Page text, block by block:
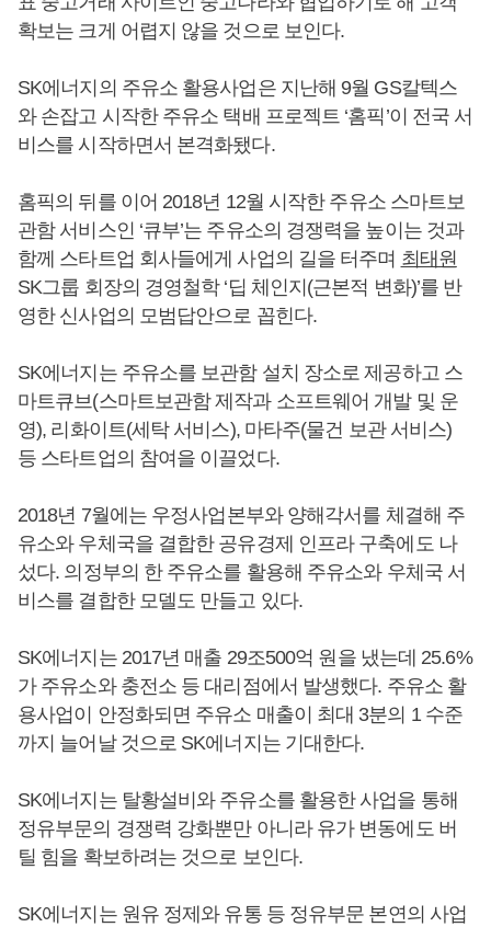
확보는 크게 어렵지 않을 것으로 보인다.
SK에너지의 주유소 활용사업은 지난해 9월 GS칼텍스
와 손잡고 시작한 주유소 택배 프로젝트 ‘홈픽’이 전국 서
비스를 시작하면서 본격화됐다.
홈픽의 뒤를 이어 2018년 12월 시작한 주유소 스마트보
관함 서비스인 ‘큐부’는 주유소의 경쟁력을 높이는 것과
함께 스타트업 회사들에게 사업의 길을 터주며 최태원
SK그룹 회장의 경영철학 ‘딥 체인지(근본적 변화)’를 반
영한 신사업의 모범답안으로 꼽힌다.
SK에너지는 주유소를 보관함 설치 장소로 제공하고 스
마트큐브(스마트보관함 제작과 소프트웨어 개발 및 운
영), 리화이트(세탁 서비스), 마타주(물건 보관 서비스)
등 스타트업의 참여을 이끌었다.
2018년 7월에는 우정사업본부와 양해각서를 체결해 주
유소와 우체국을 결합한 공유경제 인프라 구축에도 나
섰다. 의정부의 한 주유소를 활용해 주유소와 우체국 서
비스를 결합한 모델도 만들고 있다.
SK에너지는 2017년 매출 29조500억 원을 냈는데 25.6%
가 주유소와 충전소 등 대리점에서 발생했다. 주유소 활
용사업이 안정화되면 주유소 매출이 최대 3분의 1 수준
까지 늘어날 것으로 SK에너지는 기대한다.
SK에너지는 탈황설비와 주유소를 활용한 사업을 통해
정유부문의 경쟁력 강화뿐만 아니라 유가 변동에도 버
틸 힘을 확보하려는 것으로 보인다.
SK에너지는 원유 정제와 유통 등 정유부문 본연의 사업